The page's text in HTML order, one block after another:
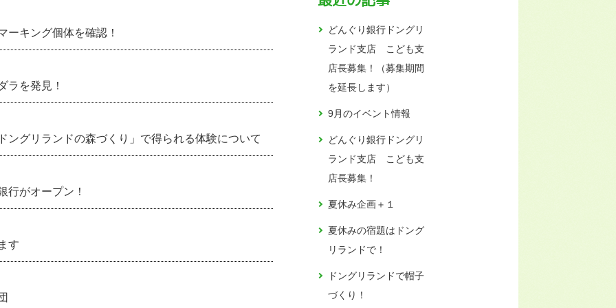
ーキング個体を確認！
ラを発見！
ングリランドの森づくり」で得られる体験について
行がオープン！
す
どんぐり銀行ドングリ
ランド支店 こども支
店長募集！（募集期間
を延長します）
9月のイベント情報
どんぐり銀行ドングリ
ランド支店 こども支
店長募集！
夏休み企画＋１
夏休みの宿題はドング
リランドで！
ドングリランドで帽子
づくり！